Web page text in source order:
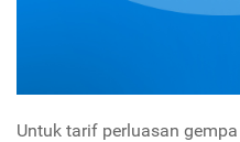
Untuk tarif perluasan